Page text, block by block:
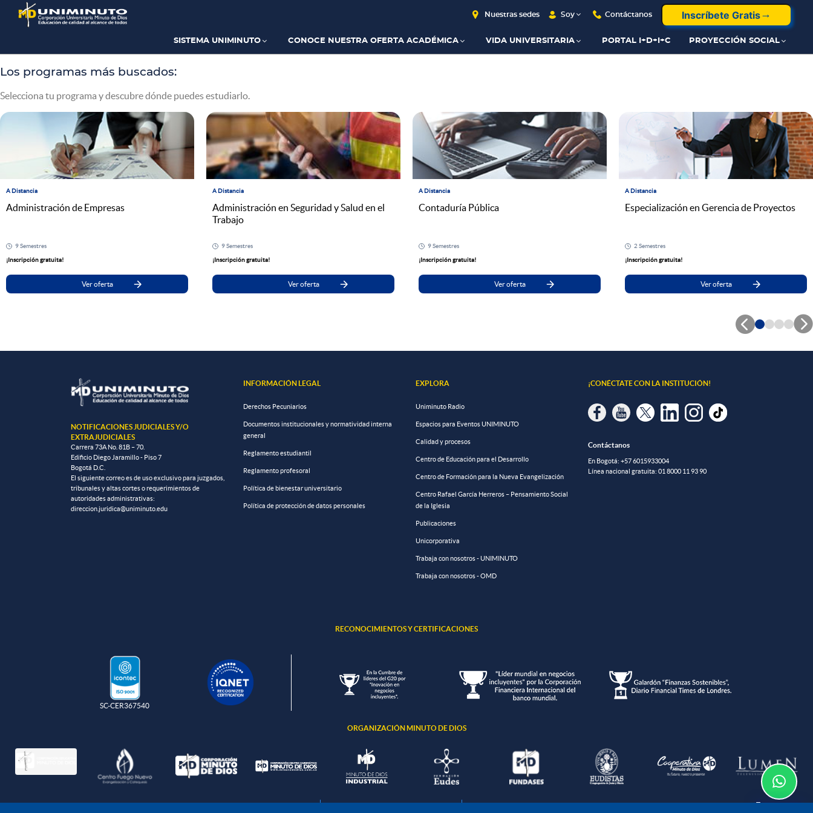
contenido
Nuestras sedes Soy Contáctanos Inscríbete Gratis
SISTEMA UNIMINUTO CONOCE NUESTRA OFERTA ACADÉMICA VIDA UNIVERSITARIA PORTAL I+D+I+C PROYECCIÓN SOCIAL
Te asesoramos
Los programas más buscados:
Selecciona tu programa y descubre dónde puedes estudiarlo.
A Distancia
Administración de Empresas
9 Semestres
¡Inscripción gratuita!
Ver oferta
A Distancia
Administración en Seguridad y Salud en el
Trabajo
9 Semestres
¡Inscripción gratuita!
Ver oferta
A Distancia
Contaduría Pública
9 Semestres
¡Inscripción gratuita!
Ver oferta
A Distancia
Especialización en Gerencia de Proyectos
2 Semestres
¡Inscripción gratuita!
Ver oferta
 
NOTIFICACIONES JUDICIALES Y/O
EXTRAJUDICIALES
Carrera 73A No. 81B – 70.
Edificio Diego Jaramillo - Piso 7
Bogotá D.C.
El siguiente correo es de uso exclusivo para juzgados,
tribunales y altas cortes o requerimientos de
autoridades administrativas:
direccion.juridica@uniminuto.edu
INFORMACIÓN LEGAL
Derechos Pecuniarios
Documentos institucionales y normatividad interna
general
Reglamento estudiantil
Reglamento profesoral
Política de bienestar universitario
Política de protección de datos personales
EXPLORA
Uniminuto Radio
Espacios para Eventos UNIMINUTO
Calidad y procesos
Centro de Educación para el Desarrollo
Centro de Formación para la Nueva Evangelización
Centro Rafael García Herreros – Pensamiento Social
de la Iglesia
Publicaciones
Unicorporativa
Trabaja con nosotros - UNIMINUTO
Trabaja con nosotros - OMD
¡CONÉCTATE CON LA INSTITUCIÓN!
Contáctanos
En Bogotá: +57 6015933004
Línea nacional gratuita: 01 8000 11 93 90
RECONOCIMIENTOS Y CERTIFICACIONES
SC-CER367540
ORGANIZACIÓN MINUTO DE DIOS
Política de protección de datos Política de seguridad de la información Política de tratamiento de la información